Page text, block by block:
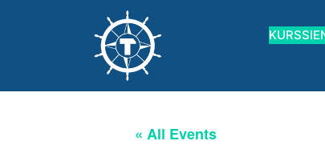
« All Events